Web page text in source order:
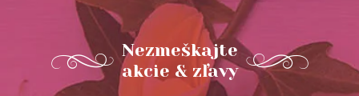
Nezmeškajte
akcie & zľavy